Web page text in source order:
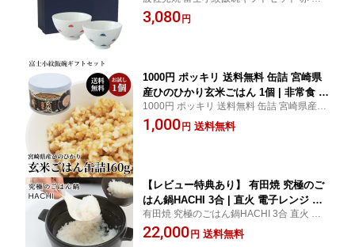
セット 陶器 食器セット 二人 夫婦茶碗
富士山 日本 藍花 茶碗 ペア 結婚 出産 内祝
い 引き出物 誕生日プレゼント セット
3,080 円
1000円 ポッキリ 送料無料 缶詰 宮崎県
産ひのひかり玄米ごはん 1個 | 非常食 保
存食 長期保存 お試し 食品 ごはん ご飯
防災 長期 保存 非常用食品 災害食 防災
1000円 ポッキリ 送料無料 缶詰 宮崎県産ひ
のひかり玄米ごはん 1個 非常食 保存食 長期
保存 長期保存食品 ごはん ご飯 缶詰ごはん
1,000 円 送料無料
【レビュー特典あり】 有田焼 究極のご
はん鍋HACHI 3合 | 直火 電子レンジ 日
本製 ごはん鍋 ご飯鍋 ごはんなべ 大慶
土鍋 キッチン雑貨 調理器具 遠赤外線
有田焼 究極のごはん鍋HACHI 3合 直火 電
子レンジ 日本製 ごはん鍋 ご飯鍋 ごはんな
べ 大慶 土鍋 土鍋 キッチン雑貨 調理器具
22,000 円 送料無料